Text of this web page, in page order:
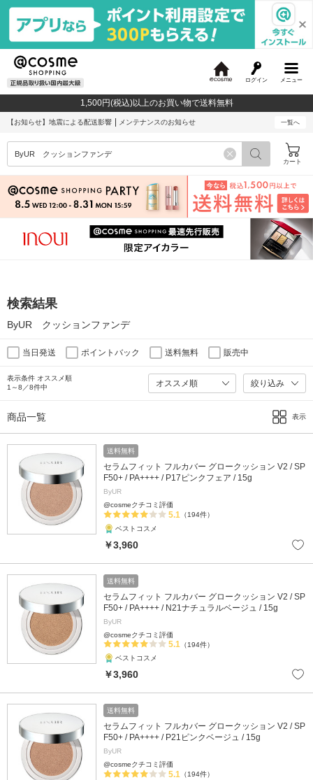
メニュー
ログイン
c
o
1,500円(税込)以上のお買い物で送料無料
【お知らせ】 地震による配送影響 メンテナンスのお知らせ 一覧へ
カート
検索結果
ByUR クッションファンデ
当日発送 ポイントバック 送料無料 販売中
表示条件 オススメ順
1～8／8件中
絞り込み
商品一覧 表示
送料無料
セラムフィット フルカバー グロークッション V2 / SP
F50+ / PA++++ / P17ピンクフェア / 15g
ByUR
@cosmeクチコミ評価
5.1
（194件）
ベストコスメ
￥3,960
送料無料
セラムフィット フルカバー グロークッション V2 / SP
F50+ / PA++++ / N21ナチュラルベージュ / 15g
ByUR
@cosmeクチコミ評価
5.1 （194件）
ベストコスメ
￥3,960
送料無料
セラムフィット フルカバー グロークッション V2 / SP
F50+ / PA++++ / P21ピンクベージュ / 15g
ByUR
@cosmeクチコミ評価
5.1
（194件）